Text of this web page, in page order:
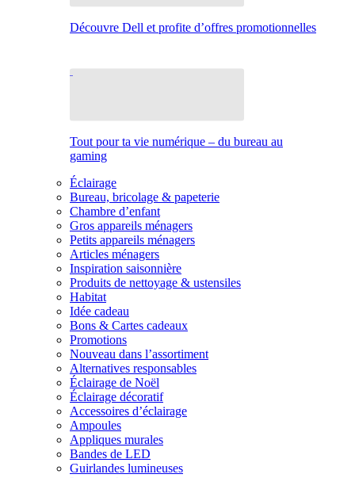
Découvre Dell et profite d’offres promotionnelles
Tout pour ta vie numérique – du bureau au
gaming
Éclairage
Bureau, bricolage & papeterie
Chambre d’enfant
Gros appareils ménagers
Petits appareils ménagers
Articles ménagers
Inspiration saisonnière
Produits de nettoyage & ustensiles
Habitat
Idée cadeau
Bons & Cartes cadeaux
Promotions
Nouveau dans l’assortiment
Alternatives responsables
Éclairage de Noël
Éclairage décoratif
Accessoires d’éclairage
Ampoules
Appliques murales
Bandes de LED
Guirlandes lumineuses